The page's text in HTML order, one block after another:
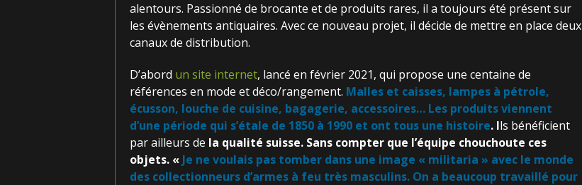
alentours. Passionné de brocante et de produits rares, il a toujours été présent sur
les évènements antiquaires. Avec ce nouveau projet, il décide de mettre en place deux
canaux de distribution.
D’abord un site internet, lancé en février 2021, qui propose une centaine de
références en mode et déco/rangement. Malles et caisses, lampes à pétrole,
écusson, louche de cuisine, bagagerie, accessoires… Les produits viennent
d’une période qui s’étale de 1850 à 1990 et ont tousune histoire. Ils bénéficient
par ailleurs de la qualité suisse. Sans compter que l’équipe chouchoute ces
objets. « Je ne voulais pas tomber dans une image « militaria » avec le monde
des collectionneurs d’armes à feu très masculins. On a beaucoup travaillé pour